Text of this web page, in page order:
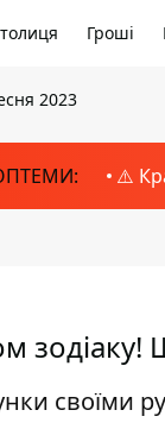
Гроші
2023
⚠️
своїми